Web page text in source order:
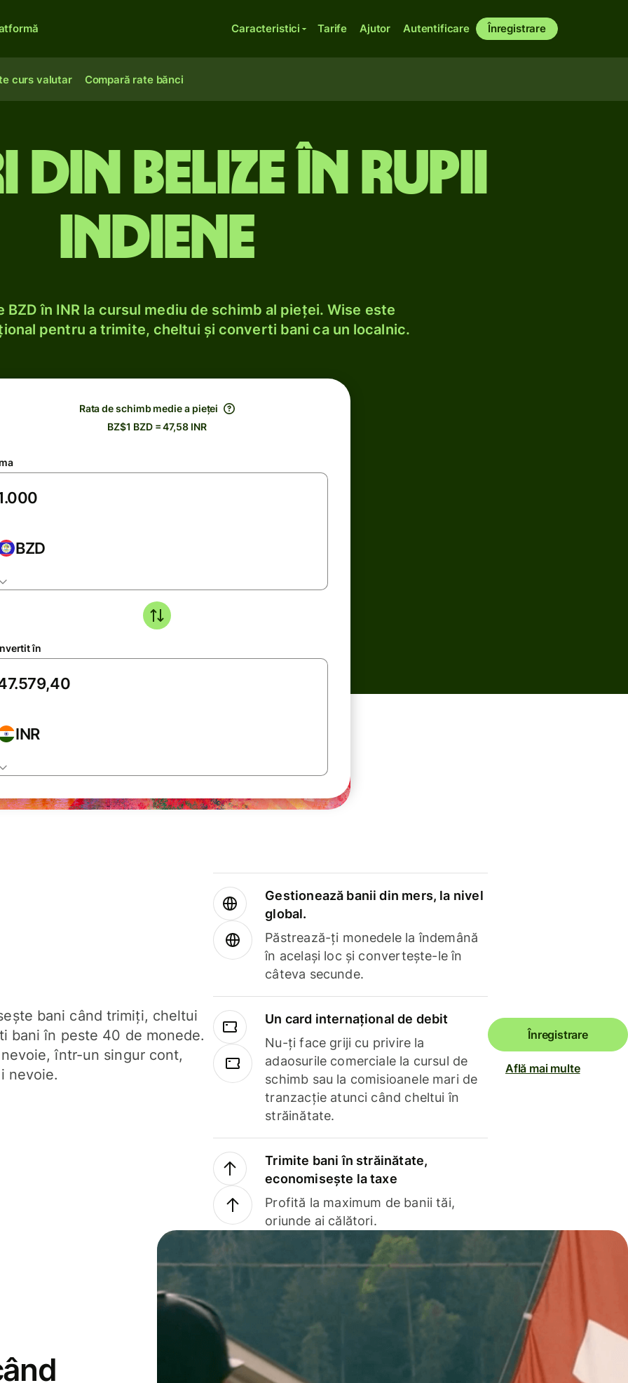
Caracteristici Tarife Ajutor Autentificare Înregistrare
curs valutar Compară rate bănci
Belize în rupii
indiene
în INR la cursul mediu de schimb al pieței. Wise este
pentru a trimite, cheltui și converti bani ca un localnic.
Rata de schimb medie a pieței
BZ$1 BZD = 47,58 INR
BZD
în
INR
bani când trimiți, cheltui
bani în peste 40 de monede.
într-un singur cont,
nevoie.
Gestionează banii din mers, la nivel
global.
Păstrează-ți monedele la îndemână
în același loc și convertește-le în
câteva secunde.
Un card internațional de debit
Nu-ți face griji cu privire la
adaosurile comerciale la cursul de
schimb sau la comisioanele mari de
tranzacție atunci când cheltui în
străinătate.
Trimite bani în străinătate,
economisește la taxe
Profită la maximum de banii tăi,
oriunde ai călători.
Înregistrare
Află mai multe